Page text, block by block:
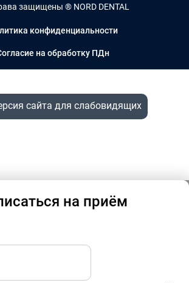
защищены ® NORD DENTAL
конфиденциальности
на обработку ПДн
сайта для слабовидящих
на приём